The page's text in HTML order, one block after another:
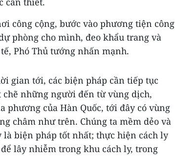
công cộng, bước vào phương tiện công
phòng cho mình, đeo khẩu trang và
Phó Thủ tướng nhấn mạnh.
gian tới, các biện pháp cần tiếp tục
những người đến từ vùng dịch,
phương của Hàn Quốc, tới đây có vùng
châm như trên. Chúng ta mềm dẻo và
biện pháp tốt nhất; thực hiện cách ly
lây nhiễm trong khu cách ly, trong